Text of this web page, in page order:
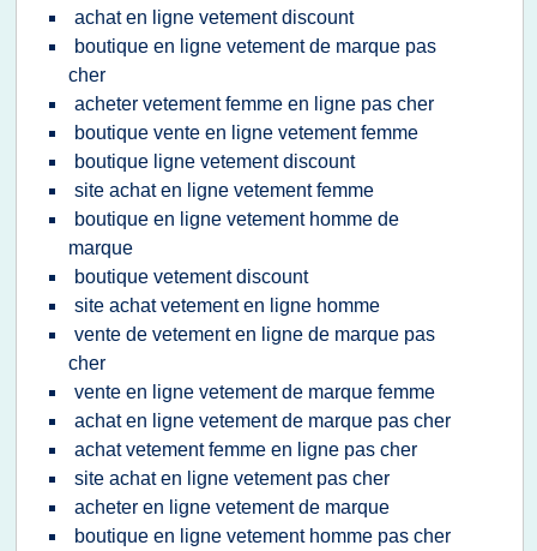
achat en ligne vetement discount
boutique en ligne vetement de marque pas
cher
acheter vetement femme en ligne pas cher
boutique vente en ligne vetement femme
boutique ligne vetement discount
site achat en ligne vetement femme
boutique en ligne vetement homme de
marque
boutique vetement discount
site achat vetement en ligne homme
vente de vetement en ligne de marque pas
cher
vente en ligne vetement de marque femme
achat en ligne vetement de marque pas cher
achat vetement femme en ligne pas cher
site achat en ligne vetement pas cher
acheter en ligne vetement de marque
boutique en ligne vetement homme pas cher